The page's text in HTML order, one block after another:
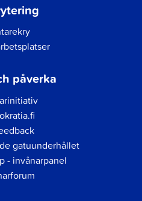
påverka
gatuunderhållet
- invånarpanel